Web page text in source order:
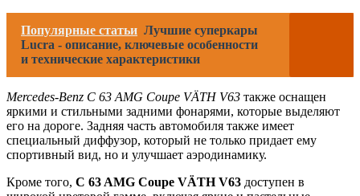
Популярные статьи Лучшие суперкары
Lucra - описание, ключевые особенности
и технические характеристики
Mercedes-Benz C 63 AMG Coupe VÄTH V63 также оснащен
яркими и стильными задними фонарями, которые выделяют
его на дороге. Задняя часть автомобиля также имеет
специальный диффузор, который не только придает ему
спортивный вид, но и улучшает аэродинамику.
Кроме того, C 63 AMG Coupe VÄTH V63 доступен в